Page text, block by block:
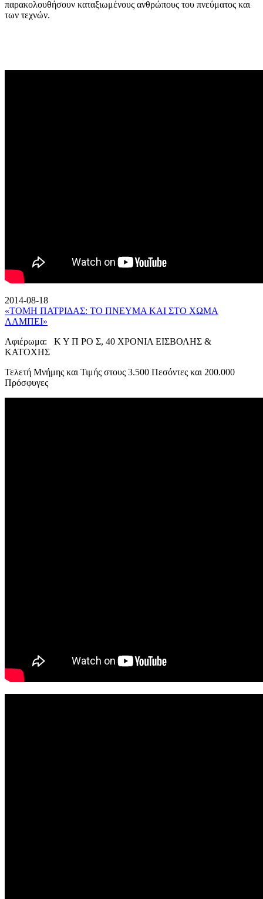
παρακολουθήσουν καταξιωμένους ανθρώπους του πνεύματος και
των τεχνών.
2014-08-18
«ΤΟΜΗ ΠΑΤΡΙΔΑΣ: ΤΟ ΠΝΕΥΜΑ ΚΑΙ ΣΤΟ ΧΩΜΑ
ΛΑΜΠΕΙ»
Αφιέρωμα: Κ Υ Π ΡΟ Σ, 40 ΧΡΟΝΙΑ ΕΙΣΒΟΛΗΣ &
ΚΑΤΟΧΗΣ
Τελετή Μνήμης και Τιμής στους 3.500 Πεσόντες και 200.000
Πρόσφυγες